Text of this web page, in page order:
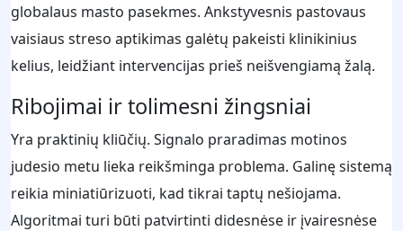
globalaus masto pasekmes. Ankstyvesnis pastovaus
vaisiaus streso aptikimas galėtų pakeisti klinikinius
kelius, leidžiant intervencijas prieš neišvengiamą žalą.
Ribojimai ir tolimesni žingsniai
Yra praktinių kliūčių. Signalo praradimas motinos
judesio metu lieka reikšminga problema. Galinę sistemą
reikia miniatiūrizuoti, kad tikrai taptų nešiojama.
Algoritmai turi būti patvirtinti didesnėse ir įvairesnėse